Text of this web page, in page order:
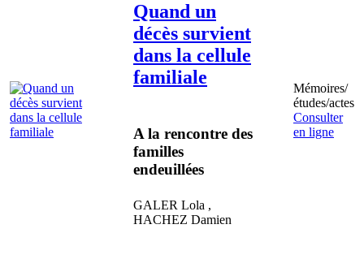
Quand un
décès survient
dans la cellule
familiale
Mémoires/
études/actes
Consulter
en ligne
A la rencontre des
familles
endeuillées
GALER Lola ,
HACHEZ Damien